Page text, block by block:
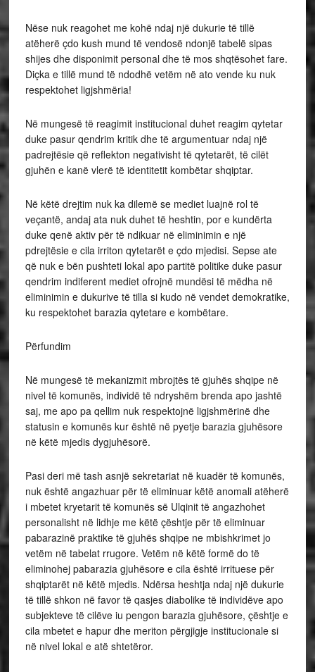
Nëse nuk reagohet me kohë ndaj një dukurie të tillë
atëherë çdo kush mund të vendosë ndonjë tabelë sipas
shijes dhe disponimit personal dhe të mos shqtësohet fare.
Diçka e tillë mund të ndodhë vetëm në ato vende ku nuk
respektohet ligjshmëria!
Në mungesë të reagimit institucional duhet reagim qytetar
duke pasur qendrim kritik dhe të argumentuar ndaj një
padrejtësie që reflekton negativisht të qytetarët, të cilët
gjuhën e kanë vlerë të identitetit kombëtar shqiptar.
Në këtë drejtim nuk ka dilemë se mediet luajnë rol të
veçantë, andaj ata nuk duhet të heshtin, por e kundërta
duke qenë aktiv për të ndikuar në eliminimin e një
pdrejtësie e cila irriton qytetarët e çdo mjedisi. Sepse ate
që nuk e bën pushteti lokal apo partitë politike duke pasur
qendrim indiferent mediet ofrojnë mundësi të mëdha në
eliminimin e dukurive të tilla si kudo në vendet demokratike,
ku respektohet barazia qytetare e kombëtare.
Përfundim
Në mungesë të mekanizmit mbrojtës të gjuhës shqipe në
nivel të komunës, individë të ndryshëm brenda apo jashtë
saj, me apo pa qellim nuk respektojnë ligjshmërinë dhe
statusin e komunës kur është në pyetje barazia gjuhësore
në këtë mjedis dygjuhësorë.
Pasi deri më tash asnjë sekretariat në kuadër të komunës,
nuk është angazhuar për të eliminuar këtë anomali atëherë
i mbetet kryetarit të komunës së Ulqinit të angazhohet
personalisht në lidhje me këtë çështje për të eliminuar
pabarazinë praktike të gjuhës shqipe ne mbishkrimet jo
vetëm në tabelat rrugore. Vetëm në këtë formë do të
eliminohej pabarazia gjuhësore e cila është irrituese për
shqiptarët në këtë mjedis. Ndërsa heshtja ndaj një dukurie
të tillë shkon në favor të qasjes diabolike të individëve apo
subjekteve të cilëve iu pengon barazia gjuhësore, çështje e
cila mbetet e hapur dhe meriton përgjigje institucionale si
në nivel lokal e atë shtetëror.